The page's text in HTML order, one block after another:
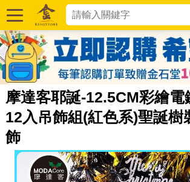
摩達客耶誕-12.5CM彩繪電
12入吊飾組(紅色系)聖誕樹
飾